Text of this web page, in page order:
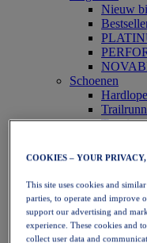
Nieuw
Schoenen
Tennis
Handbal
Netbal
Bovenkleding
Sport-
Tanktops
COOKIES – YOUR
This site uses cookies and
parties, to operate and improve
support our advertising and
experience. These cookies and
collect user data and